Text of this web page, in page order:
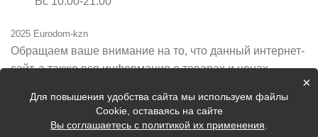
2025 Eurodom-kzn
Обращаем ваше внимание на то, что данный интернет-
сайт, а также вся информация о товарах и ценах,
информационный характер и ни при каких условиях не
является публичной офертой, определяемой
×
Для повышения удобства сайта мы используем файлы
Cookie, оставаясь на сайте
Вы соглашаетесь с политикой их применения